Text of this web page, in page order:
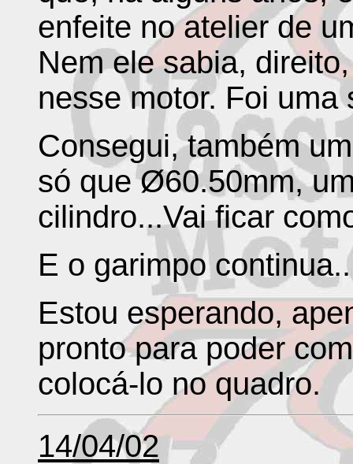
enfeite no atelier de
Nem ele sabia,
nesse motor. Foi
Consegui, também
só que Ø60.50mm,
cilindro...Vai ficar
E o garimpo
Estou esperando,
pronto para poder
colocá-lo no quadro.
14/04/02